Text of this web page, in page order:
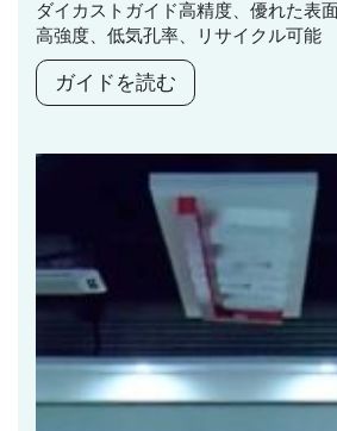
ダイカストガイド高精度、優れた表
高強度、低気孔率、リサイクル可能
ガイドを読む